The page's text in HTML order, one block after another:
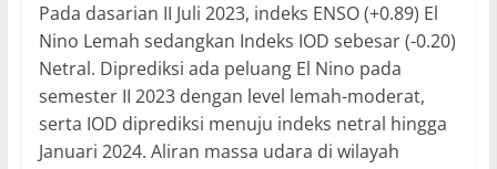
Pada dasarian II Juli 2023, indeks ENSO (+0.89) El
Nino Lemah sedangkan Indeks IOD sebesar (-0.20)
Netral. Diprediksi ada peluang El Nino pada
semester II 2023 dengan level lemah-moderat,
serta IOD diprediksi menuju indeks netral hingga
Januari 2024. Aliran massa udara di wilayah